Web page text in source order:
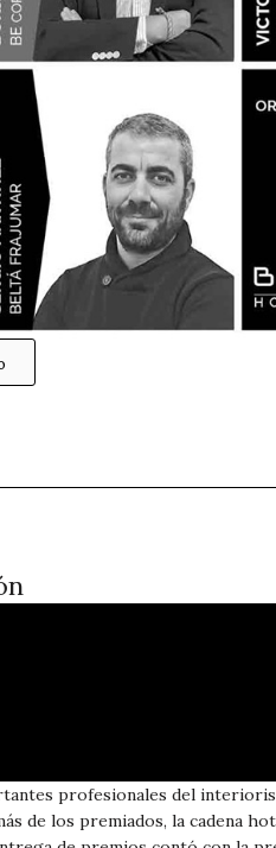
profesionales del
de los premiados, la cadena